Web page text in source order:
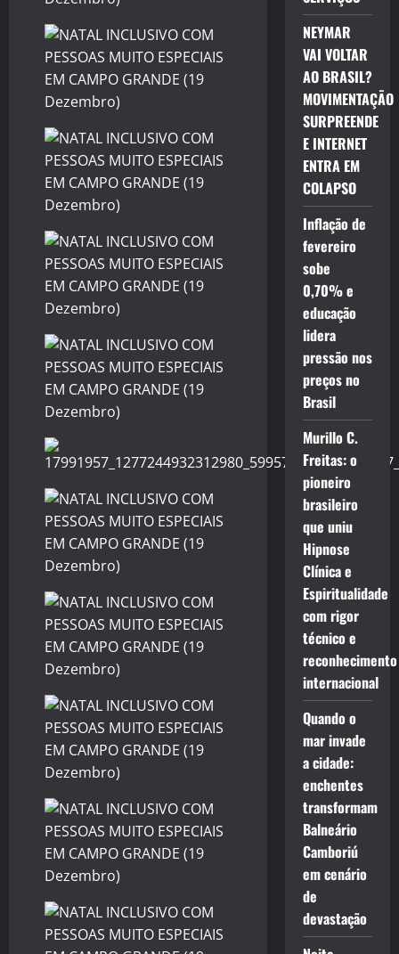
NEYMAR
VAI VOLTAR
AO BRASIL?
MOVIMENTAÇÃO
SURPREENDE
E INTERNET
ENTRA EM
COLAPSO
Inflação de
fevereiro
sobe
0,70% e
educação
lidera
pressão nos
preços no
Brasil
Murillo C.
Freitas: o
pioneiro
brasileiro
que uniu
Hipnose
Clínica e
Espiritualidade
com rigor
técnico e
reconhecimento
internacional
Quando o
mar invade
a cidade:
enchentes
transformam
Balneário
Camboriú
em cenário
de
devastação